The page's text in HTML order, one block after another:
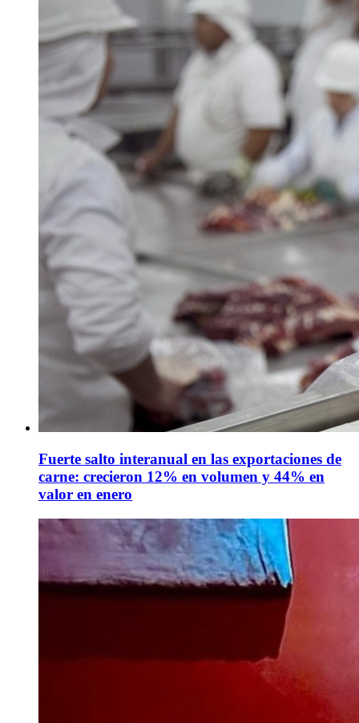
Fuerte salto interanual en las exportaciones de
carne: crecieron 12% en volumen y 44% en
valor en enero